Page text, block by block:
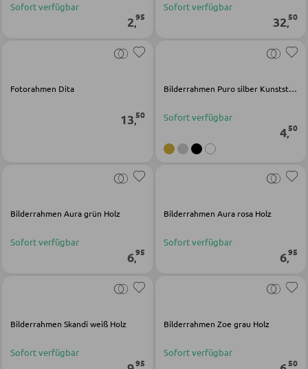
Barhocker
Nachttische
Boxspringbetten
Polsterbetten
Sofort verfügbar
2,95
Sofort verfügbar
32,50
Fotorahmen Dita
13,50
Bilderrahmen Puro silber Kunststoff
Sofort verfügbar
4,50
Bilderrahmen Aura grün Holz
Sofort verfügbar
6,95
Bilderrahmen Aura rosa Holz
Sofort verfügbar
6,95
Bilderrahmen Skandi weiß Holz
Sofort verfügbar
95
Bilderrahmen Zoe grau Holz
Sofort verfügbar
50